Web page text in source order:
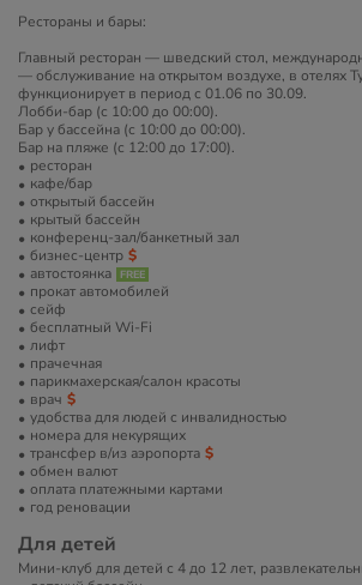
Рестораны и бары:
Главный ресторан — шведский стол,
— обслуживание на открытом воздухе, в отелях
функционирует в период с 01.06 по 30.09.
Лобби-бар (с 10:00 до 00:00).
Бар у бассейна (с 10:00 до 00:00).
Бар на пляже (с 12:00 до 17:00).
ресторан
кафе/бар
открытый бассейн
крытый бассейн
конференц-зал/банкетный зал
бизнес-центр
автостоянка
прокат автомобилей
сейф
бесплатный Wi-Fi
лифт
прачечная
парикмахерская/салон красоты
врач
удобства для людей с инвалидностью
номера для некурящих
трансфер в/из аэропорта
обмен валют
оплата платежными картами
год реновации
Для детей
Мини-клуб для детей с 4 до 12 лет,